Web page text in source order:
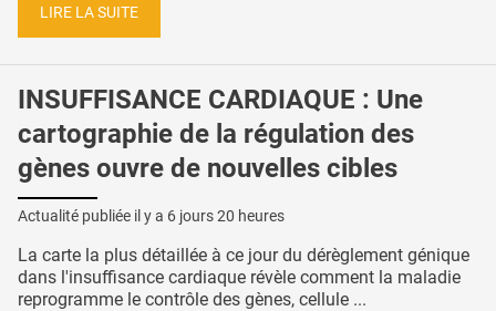
LIRE LA SUITE
INSUFFISANCE CARDIAQUE : Une
cartographie de la régulation des
gènes ouvre de nouvelles cibles
Actualité publiée il y a 6 jours 20 heures
La carte la plus détaillée à ce jour du dérèglement génique
dans l'insuffisance cardiaque révèle comment la maladie
reprogramme le contrôle des gènes, cellule ...